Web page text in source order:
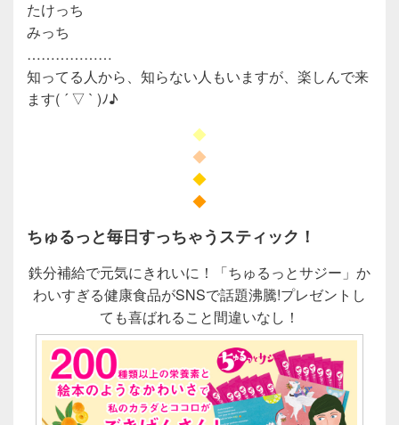
たけっち
みっち
………………
知ってる人から、知らない人もいますが、楽しんで来
ます( ´ ▽ ` )ﾉ♪
◆
◆
◆
◆
ちゅるっと毎日すっちゃうスティック！
鉄分補給で元気にきれいに！「ちゅるっとサジー」か
わいすぎる健康食品がSNSで話題沸騰!プレゼントし
ても喜ばれること間違いなし！